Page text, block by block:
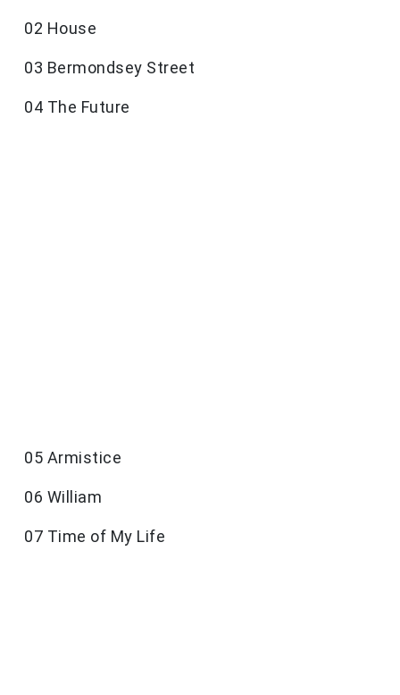
02 House
03 Bermondsey Street
04 The Future
05 Armistice
06 William
07 Time of My Life